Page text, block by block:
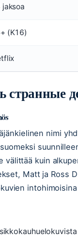
jaksoa
(K16)
странные
nimi
välittää kuin
Matt ja Ross